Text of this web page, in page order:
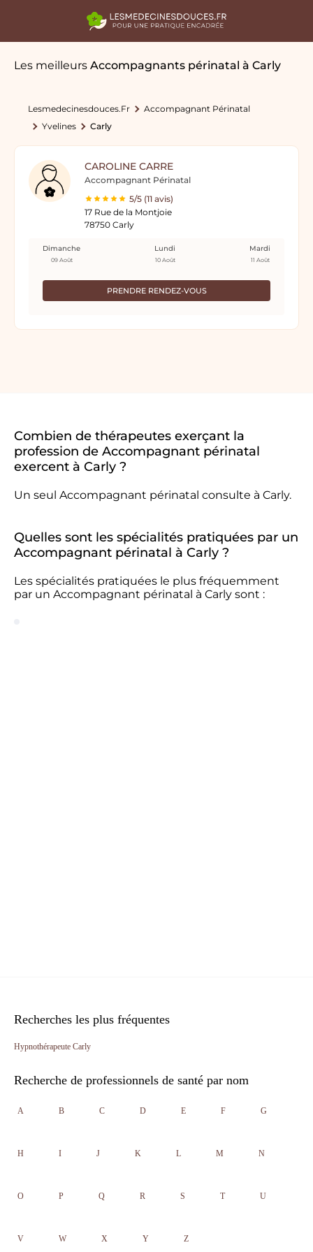
Les meilleurs Accompagnants périnatal à Carly
Lesmedecinesdouces.fr
Accompagnant Périnatal
Yvelines
Carly
CAROLINE CARRE
Accompagnant Périnatal
5/5 (11 avis)
17 Rue de la Montjoie
78750 Carly
PRENDRE RENDEZ-VOUS
Dimanche
09 Août
Lundi
10 Août
Mardi
11 Août
Combien de thérapeutes exerçant la
profession de Accompagnant périnatal
exercent à Carly ?
Un seul Accompagnant périnatal consulte à Carly.
Quelles sont les spécialités pratiquées par un
Accompagnant périnatal à Carly ?
Les spécialités pratiquées le plus fréquemment
par un Accompagnant périnatal à Carly sont :
Recherches les plus fréquentes
Hypnothérapeute Carly
Recherche de professionnels de santé par nom
A B C D E F G
H I J K L M N
O P Q R S T U
V W X Y Z